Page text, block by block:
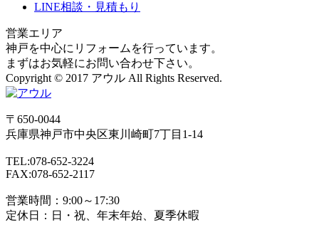
LINE相談・見積もり
営業エリア
神戸を中心にリフォームを行っています。
まずはお気軽にお問い合わせ下さい。
Copyright © 2017 アウル All Rights Reserved.
〒650-0044
兵庫県神戸市中央区東川崎町7丁目1-14
TEL:078-652-3224
FAX:078-652-2117
営業時間：9:00～17:30
定休日：日・祝、年末年始、夏季休暇